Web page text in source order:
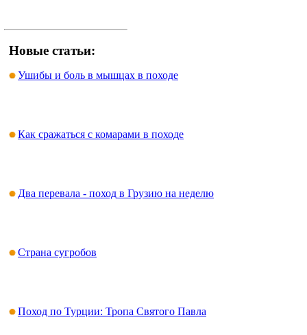
Новые статьи:
Ушибы и боль в мышцах в походе
Как сражаться с комарами в походе
Два перевала - поход в Грузию на неделю
Страна сугробов
Поход по Турции: Тропа Святого Павла